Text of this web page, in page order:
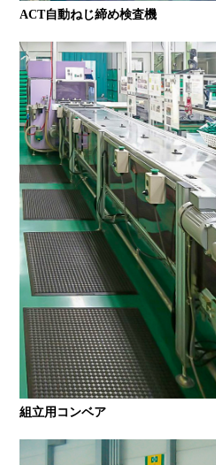
ACT自動ねじ締め検査機
組立用コンベア